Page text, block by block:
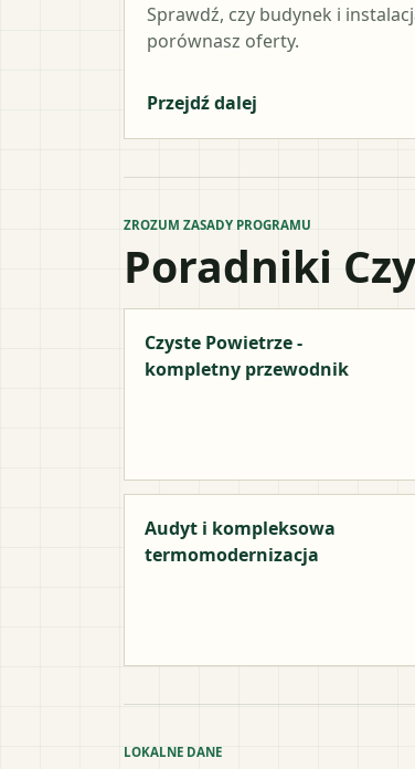
Sprawdź, czy budynek i
porównasz oferty.
Przejdź dalej
ZROZUM ZASADY PROGRAMU
Poradniki
Czyste Powietrze -
kompletny przewodnik
Audyt i kompleksowa
termomodernizacja
LOKALNE DANE